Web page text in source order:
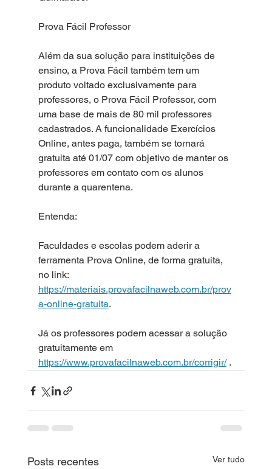
Prova Fácil Professor
Além da sua solução para instituições de
ensino, a Prova Fácil também tem um
produto voltado exclusivamente para
professores, o Prova Fácil Professor, com
uma base de mais de 80 mil professores
cadastrados. A funcionalidade Exercícios
Online, antes paga, também se tornará
gratuita até 01/07 com objetivo de manter os
professores em contato com os alunos
durante a quarentena.
Entenda:
Faculdades e escolas podem aderir a
ferramenta Prova Online, de forma gratuita,
no link:
https://materiais.provafacilnaweb.com.br/prov
a-online-gratuita.
Já os professores podem acessar a solução
gratuitamente em
https://www.provafacilnaweb.com.br/corrigir/ .
Posts recentes Ver tudo